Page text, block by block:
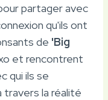
partager avec
qu'ils ont
de 'Big
et rencontrent
qui ils se
travers la réalité